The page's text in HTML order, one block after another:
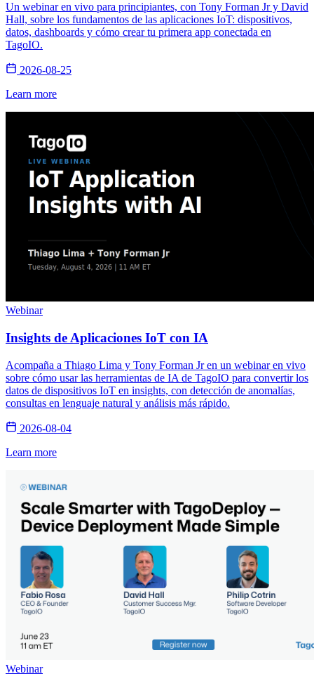
Un webinar en vivo para principiantes, con Tony Forman Jr y David
Hall, sobre los fundamentos de las aplicaciones IoT: dispositivos,
datos, dashboards y cómo crear tu primera app conectada en
TagoIO.
2026-08-25
Learn more
Webinar
Insights de Aplicaciones IoT con IA
Acompaña a Thiago Lima y Tony Forman Jr en un webinar en vivo
sobre cómo usar las herramientas de IA de TagoIO para convertir los
datos de dispositivos IoT en insights, con detección de anomalías,
consultas en lenguaje natural y análisis más rápido.
2026-08-04
Learn more
Webinar